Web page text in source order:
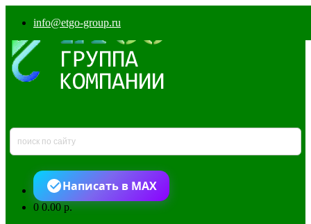
info@etgo-group.ru
Написать в MAX
00.00 р.